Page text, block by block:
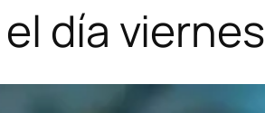
día viernes